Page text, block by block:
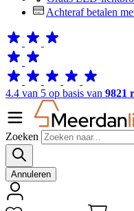
Achteraf betalen
4.4 van 5 op basis van 9821
Zoeken
Annuleren